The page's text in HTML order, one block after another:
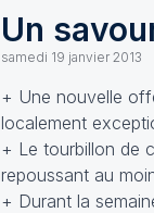
Un
samedi 19 janvier 2013
+ Une nouvelle
localement
+ Le tourbillon de
repoussant au
+ Durant la